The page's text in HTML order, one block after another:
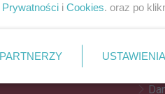
Prywatności i Cookies. oraz po
PARTNERZY USTAWIENIA